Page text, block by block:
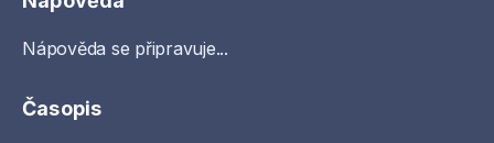
Nápověda se připravuje...
Časopis